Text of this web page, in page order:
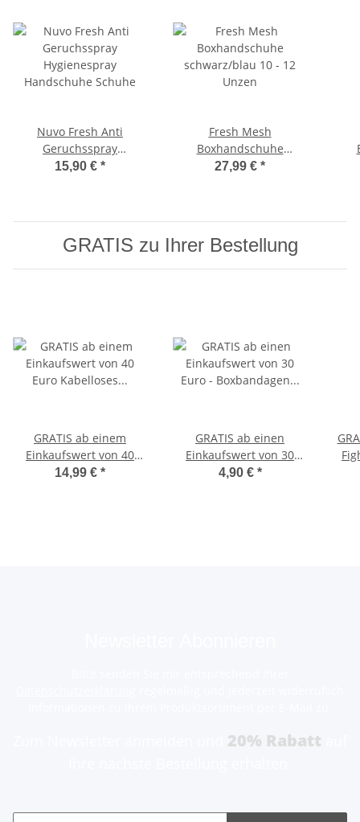
Nuvo Fresh Anti
Geruchsspray
Hygienespray
15,90 € *
Fresh Mesh
Boxhandschuhe
schwarz/blau 10 - 12
27,99 € *
GRATIS zu Ihrer Bestellung
GRATIS ab einem
Einkaufswert von 40
Euro Kabelloses
14,99 € *
GRATIS ab einen
Einkaufswert von 30
Euro - Boxbandagen
4,90 € *
20% Rabatt